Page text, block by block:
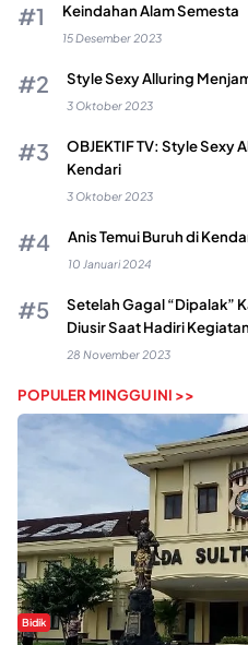
Keindahan Alam Semesta
15 Desember 2023
Style Sexy Alluring
3 Oktober 2023
OBJEKTIF TV: Style Sexy
Kendari
3 Oktober 2023
Anis Temui Buruh di
10 Januari 2024
Setelah Gagal “Dipalak”
Diusir Saat Hadiri
28 November 2023
POPULER MINGGU INI >>
Bidik